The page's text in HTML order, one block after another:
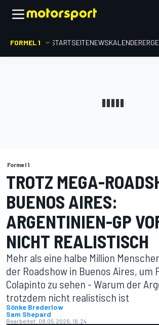
FORMEL 1 STARTSEITENEWSKALENDER
Formel 1
TROTZ MEGA-
BUENOS AIRES:
ARGENTINIEN-GP
NICHT REALISTISCH
Mehr als eine halbe Million
der Roadshow in Buenos Aires, um
Colapinto zu sehen - Warum der
trotzdem nicht realistisch ist
Sönke Brederlow
Sam Shepard
Bearbeitet: 08.05.2026, 18:24